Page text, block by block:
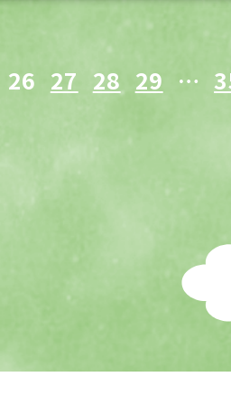
26 27 28 29 …